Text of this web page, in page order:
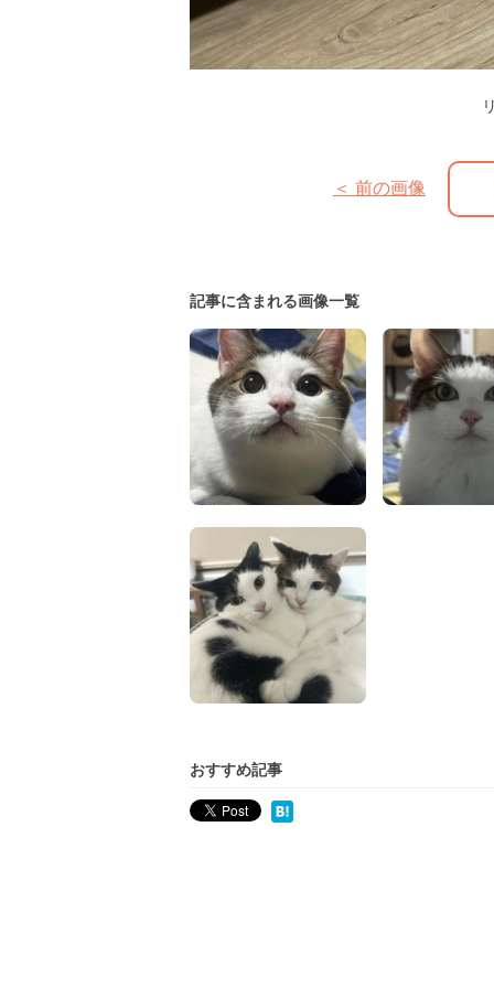
＜ 前の画像
記事に含まれる画像一覧
おすすめ記事